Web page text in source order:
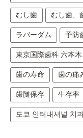
むし歯 むし歯、
ラバーダム 予防
東京国際歯科 六本木
歯の寿命 歯の痛
歯髄保存 生存率
도쿄 인터내셔널 치